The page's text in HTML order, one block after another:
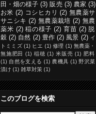
田・畑の様子 (3) 販売 (3) 農家 (3)
お米 (2) コシヒカリ (2) 無農薬サ
サニシキ (2) 無農薬栽培 (2) 無農
薬米 (2) 稲の様子 (2) 育苗 (2) 脱
穀 (2) 自然 (2) 豊作 (2) 風景 (2) イ
トミミズ (1) ヒエ (1) 修理 (1) 無農薬・
無施肥田 (1) 稲穂 (1) 米販売 (1) 肥料
(1) 自然を支える (1) 農機具 (1) 野沢菜
漬け (1) 雑草対策 (1)
このブログを検索